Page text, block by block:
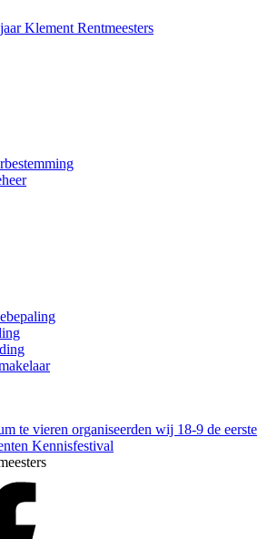
Klement Rentmeesters
te vieren organiseerden wij 18-9 de eerste
Kennisfestival